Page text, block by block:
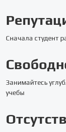
Сначала студент
Занимайтесь
учебы